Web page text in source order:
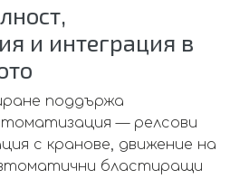
и интеграция в
поддържа
— релсови
с кранове, движение на
бластиращи